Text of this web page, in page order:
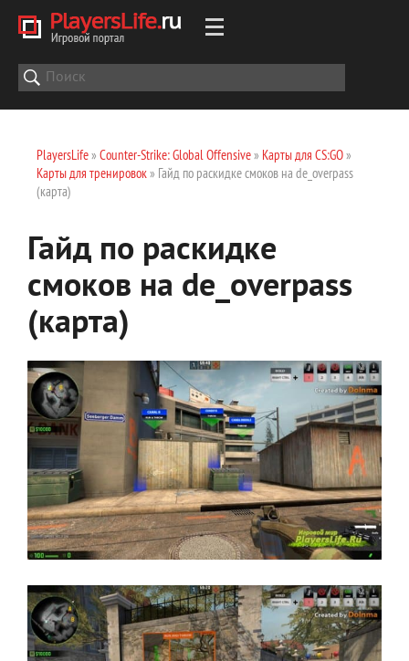
PlayersLife» Counter-Strike: Global Offensive» Карты для CS:GO»
Карты для тренировок» Гайд по раскидке смоков на de_overpass
(карта)
Гайд по раскидке
смоков на de_overpass
(карта)